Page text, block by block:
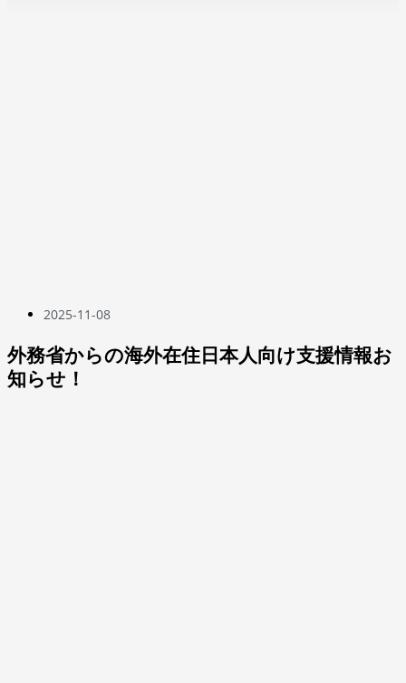
2025-11-08
外務省からの海外在住日本人向け支援情報お
知らせ！